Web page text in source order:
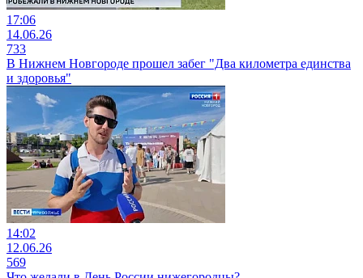
17:06
14.06.26
733
В Нижнем Новгороде прошел забег "Два километра единства
и здоровья"
14:02
12.06.26
569